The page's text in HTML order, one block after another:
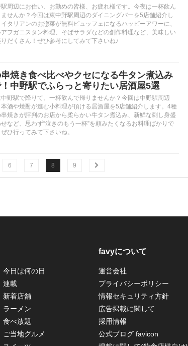
駅周辺にお住い、お勤めの皆様、お疲れ様です。今夜は一杯飲ん
ませんか？今回は東中野駅周辺のダイニングバーを5店舗紹介し
イタリアンのお惣菜が無料ビュッフェになるハッピーアワーに、
フガニスタン料理、そばサラダなどの創作料理など、美味しい
だくさん！ぜひ参考にしてみて下さいね♪
焼き食べ比べやクセになる牛タン煮込み
！中野駅でふらっと寄りたい居酒屋5選
野駅で降りて、一杯飲んで帰りませんか？今回は中野駅周辺
本酒や焼酎が進む小料理が頂ける居酒屋を5店舗紹介します。4種
焼きが評判のお店から柔らかい牛タン煮込み、新鮮な刺し身盛
せなど、思わず“泣きのもう一杯”を頼みたくなるお料理ばかりで
ひ行ってみて下さいね。
6 7 8 9
今日は何の日
連載
新着店舗
ラーメン
食べ放題
ご当地グルメ
favyについて
運営会社
プライバシーポリシー
情報セキュリティ方針
広告掲載に関して
採用情報
公式ブログ favicon